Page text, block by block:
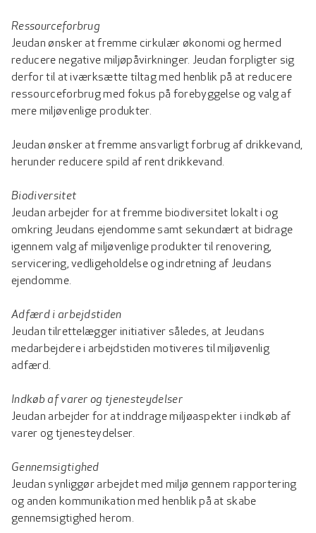
Ressourceforbrug
Jeudan ønsker at fremme cirkulær økonomi og hermed
reducere negative miljøpåvirkninger. Jeudan forpligter sig
derfor til at iværksætte tiltag med henblik på at reducere
ressourceforbrug med fokus på forebyggelse og valg af
mere miljøvenlige produkter.
Jeudan ønsker at fremme ansvarligt forbrug af drikkevand,
herunder reducere spild af rent drikkevand.
Biodiversitet
Jeudan arbejder for at fremme biodiversitet lokalt i og
omkring Jeudans ejendomme samt sekundært at bidrage
igennem valg af miljøvenlige produkter til renovering,
servicering, vedligeholdelse og indretning af Jeudans
ejendomme.
Adfærd i arbejdstiden
Jeudan tilrettelægger initiativer således, at Jeudans
medarbejdere i arbejdstiden motiveres til miljøvenlig
adfærd.
Indkøb af varer og tjenesteydelser
Jeudan arbejder for at inddrage miljøaspekter i indkøb af
varer og tjenesteydelser.
Gennemsigtighed
Jeudan synliggør arbejdet med miljø gennem rapportering
og anden kommunikation med henblik på at skabe
gennemsigtighed herom.